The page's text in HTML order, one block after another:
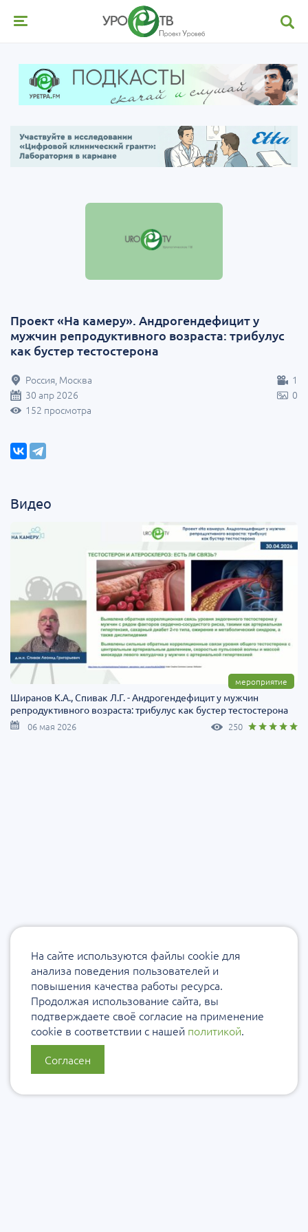
Проект «На камеру». Андрогендефицит у
мужчин репродуктивного возраста: трибулус
как бустер тестостерона
1
Россия, Москва
0
30 апр 2026
152 просмотра
Видео
мероприятие
Ширанов К.А., Спивак Л.Г. - Андрогендефицит у мужчин
репродуктивного возраста: трибулус как бустер тестостерона
06 мая 2026 250
На сайте используются файлы cookie для
анализа поведения пользователей и
повышения качества работы ресурса.
Продолжая использование сайта, вы
подтверждаете своё согласие на применение
cookie в соответствии с нашей политикой.
Согласен